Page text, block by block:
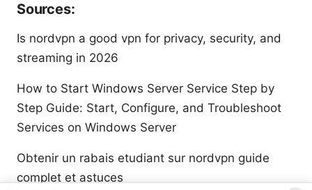
Sources:
Is nordvpn a good vpn for privacy, security, and
streaming in 2026
How to Start Windows Server Service Step by
Step Guide: Start, Configure, and Troubleshoot
Services on Windows Server
Obtenir un rabais etudiant sur nordvpn guide
complet et astuces